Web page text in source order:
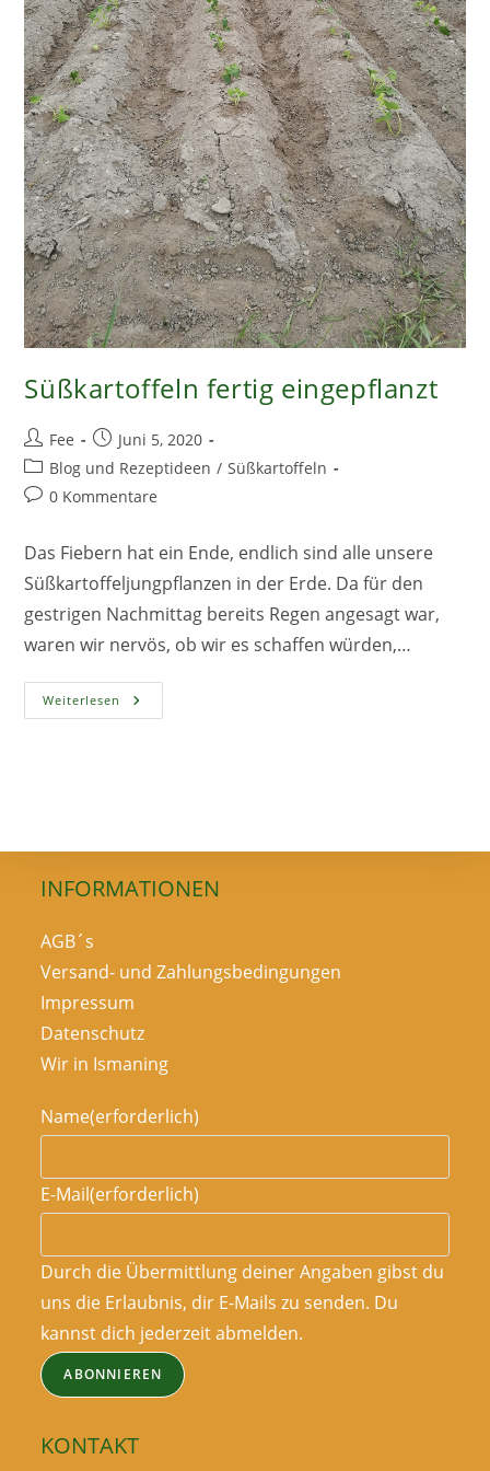
Süßkartoffeln fertig eingepflanzt
Beitrags-
Autor:
Fee
Beitrag
veröffentlicht:
Juni 5, 2020
Beitrags-
Kategorie:
Blog und Rezeptideen / Süßkartoffeln
Beitrags-
0 Kommentare
Das Fiebern hat ein Ende, endlich sind alle unsere
Süßkartoffeljungpflanzen in der Erde. Da für den
gestrigen Nachmittag bereits Regen angesagt war,
waren wir nervös, ob wir es schaffen würden,…
Weiterlesen Süßkartoffeln
Fertig
INFORMATIONEN
AGB´s
Versand- und Zahlungsbedingungen
Impressum
Datenschutz
Wir in Ismaning
Name(erforderlich)
E-Mail(erforderlich)
Durch die Übermittlung deiner Angaben gibst du
uns die Erlaubnis, dir E-Mails zu senden. Du
kannst dich jederzeit abmelden.
ABONNIEREN
KONTAKT